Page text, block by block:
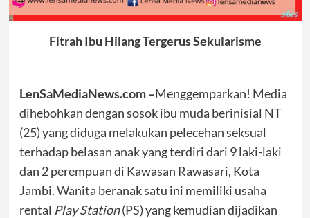
Fitrah Ibu Hilang Tergerus Sekularisme
LenSaMediaNews.com –Menggemparkan! Media
dihebohkan dengan sosok ibu muda berinisial NT
(25) yang diduga melakukan pelecehan seksual
terhadap belasan anak yang terdiri dari 9 laki-laki
dan 2 perempuan di Kawasan Rawasari, Kota
Jambi. Wanita beranak satu ini memiliki usaha
rental Play Station(PS) yang kemudian dijadikan